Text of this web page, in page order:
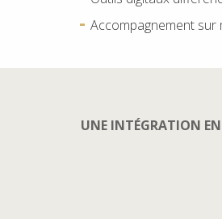
Accompagnement sur
UNE INTÉGRATION